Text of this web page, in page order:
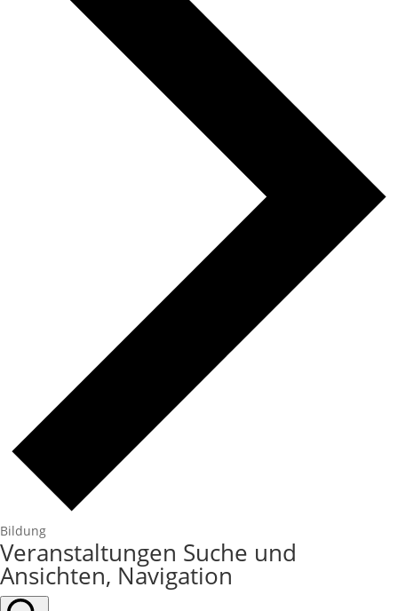
Bildung
Veranstaltungen
Veranstaltungen Suche und
Ansichten, Navigation